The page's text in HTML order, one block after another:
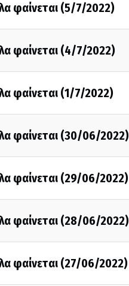
φαίνεται (5/7/2022)
φαίνεται (4/7/2022)
φαίνεται (1/7/2022)
φαίνεται (30/06/2022)
φαίνεται (29/06/2022)
φαίνεται (28/06/2022)
φαίνεται (27/06/2022)